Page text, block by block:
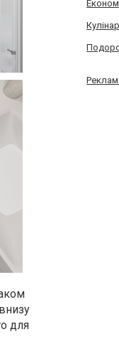
для